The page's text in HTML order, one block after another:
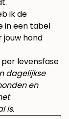
ik de
in een tabel
jouw hond
levensfase
dagelijkse
en
is.